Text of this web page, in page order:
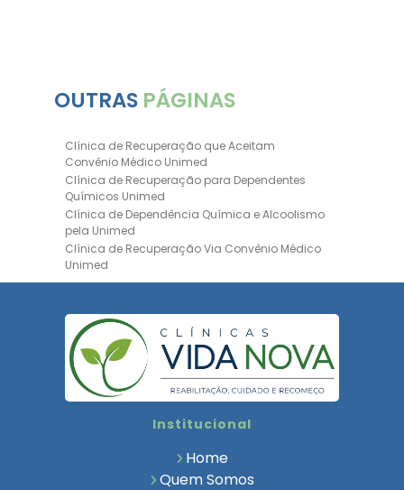
OUTRAS PÁGINAS
Clínica de Recuperação que Aceitam
Convênio Médico Unimed
Clínica de Recuperação para Dependentes
Químicos Unimed
Clínica de Dependência Química e Alcoolismo
pela Unimed
Clínica de Recuperação Via Convênio Médico
Unimed
Clínica de Recuperação Convênio Bradesco
Bradesco Saúde
Hospital Psiquiátrico para Dependentes
Químicos Unimed
Internação Unimed para Dependentes
Químicos
Bradesco SaúdeInstitucional
Home
Quem Somos